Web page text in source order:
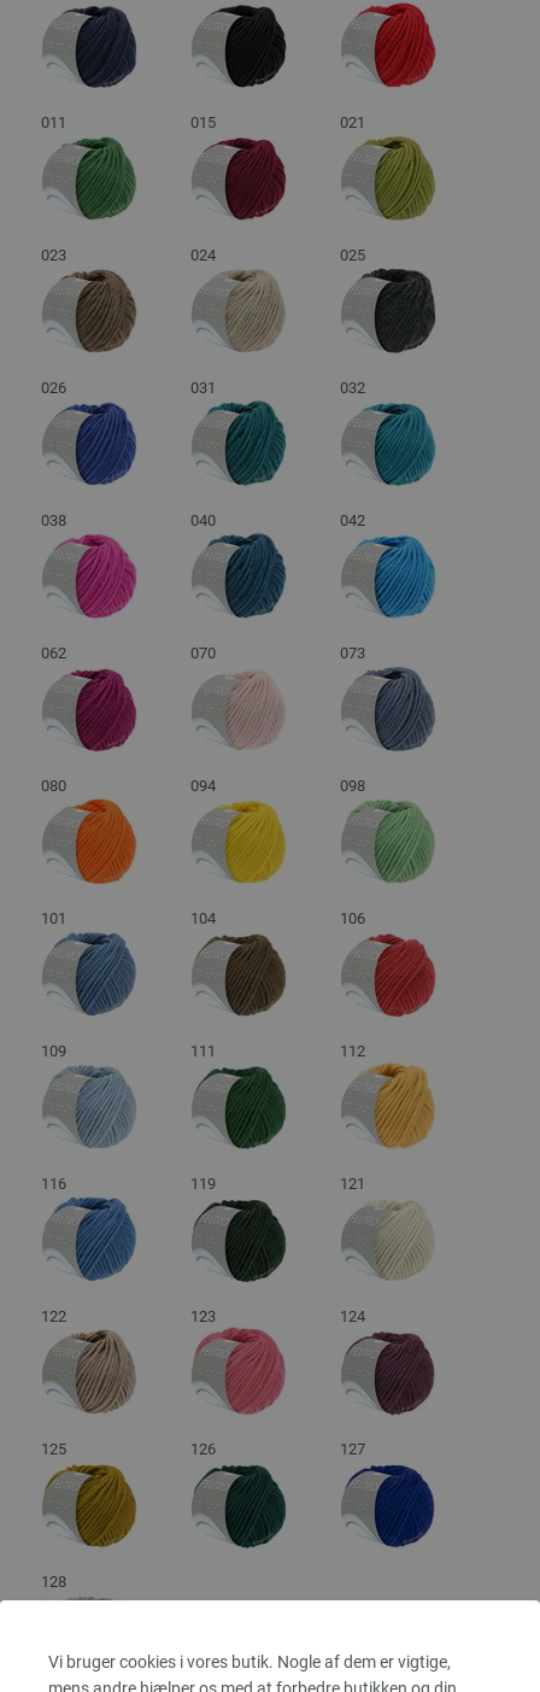
Vi bruger cookies i vores butik. Nogle af dem er vigtige,
mens andre hjælper os med at forbedre butikken og din
011 015 021
023 024 025
026 031 032
038 040 042
062 070 073
080 094 098
101 104 106
109 111 112
116 119 121
122 123 124
125 126 127
128